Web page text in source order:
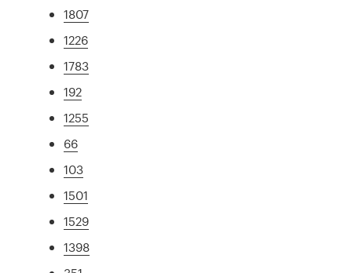
1807
1226
1783
192
1255
66
103
1501
1529
1398